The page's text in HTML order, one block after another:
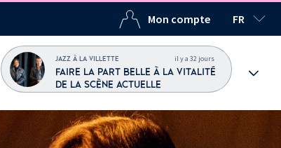
Mon compte FR
LANGUE
JAZZ À LA VILLETTE il y a 32 jours
FAIRE LA PART BELLE À LA VITALITÉ
DE LA SCÈNE ACTUELLE